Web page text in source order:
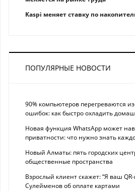
Kaspi меняет ставку по
ПОПУЛЯРНЫЕ НОВОСТИ
90% компьютеров перегреваются
ошибок: как быстро охладить
Новая функция WhatsApp может
приватности: что нужно знать
Новый Алматы: пять городских
общественные пространства
Взрослый клиент скажет: “Я ваш
Сулейменов об оплате картами